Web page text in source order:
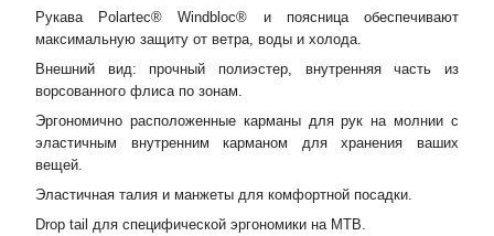
Рукава Polartec® Windbloc® и поясница обеспечивают
максимальную защиту от ветра, воды и холода.
Внешний вид: прочный полиэстер, внутренняя часть из
ворсованного флиса по зонам.
Эргономично расположенные карманы для рук на молнии с
эластичным внутренним карманом для хранения ваших
вещей.
Эластичная талия и манжеты для комфортной посадки.
Drop tail для специфической эргономики на MTB.